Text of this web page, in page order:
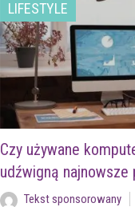
LIFESTYLE
Czy używane
udźwigną najnowsze
Tekst sponsorowany